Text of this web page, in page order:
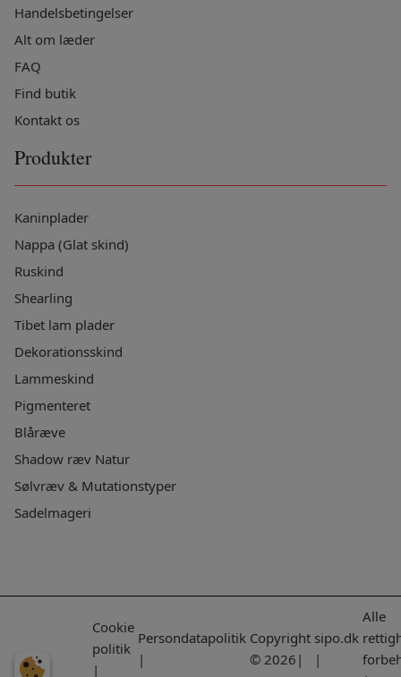
Handelsbetingelser
Alt om læder
FAQ
Find butik
Kontakt os
Produkter
Kaninplader
Nappa (Glat skind)
Ruskind
Shearling
Tibet lam plader
Dekorationsskind
Lammeskind
Pigmenteret
Blåræve
Shadow ræv Natur
Sølvræv & Mutationstyper
Sadelmageri
Cookie
politik
|
Persondatapolitik
|
Copyright
© 2026|
sipo.dk
|
Alle